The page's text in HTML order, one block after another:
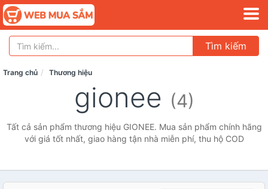
Tìm kiếm
Trang chủ Thương hiệu
gionee (4)
Tất cả sản phẩm thương hiệu GIONEE. Mua sản phẩm chính hãng
với giá tốt nhất, giao hàng tận nhà miễn phí, thu hộ COD